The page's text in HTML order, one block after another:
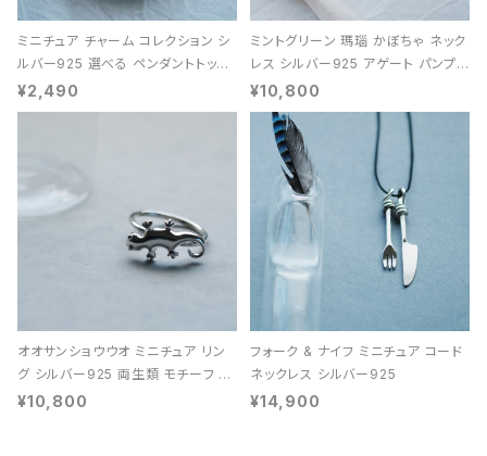
ミニチュア チャーム コレクション シ
ルバー925 選べる ペンダントトップ
レディース ユニセックス
¥2,490
ミントグリーン 瑪瑙 かぼちゃ ネック
レス シルバー925 アゲート パンプキ
ン 天然石 レディース
¥10,800
オオサンショウウオ ミニチュア リン
グ シルバー925 両生類 モチーフ レ
ディース ユニセックス
¥10,800
フォーク & ナイフ ミニチュア コード
ネックレス シルバー925
¥14,900